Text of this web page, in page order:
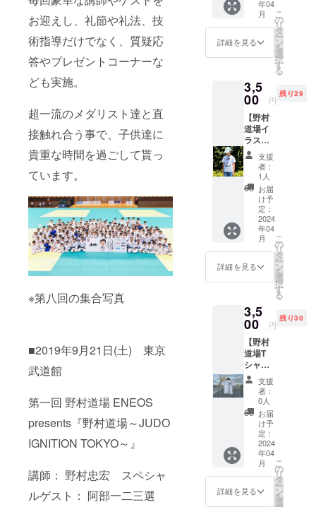
お迎えし、礼節や礼法、技
術指導だけでなく、質疑応
答やプレゼントコーナーな
ども実施。
超一流のメダリスト達と直
接触れ合う事で、子供達に
貴重な時間を過ごして貰っ
ています。
※第八回の集合写真
■2019年9月21日(土) 東京
武道館
第一回 野村道場 ENEOS
presents『野村道場～JUDO
IGNITION TOKYO～』
講師： 野村忠宏 スペシャ
ルゲスト： 阿部一二三選
お書き
下さ
い。
～4月上
旬を予
定して
おりま
ジナル
のトー
トバッ
グにな
りま
す。 サ
縦
38cm×
横
42cm×
マチ
13cm（
持ち手
58cm）
素材：
コット
ン100%
※発送は
3月下旬
～4月上
旬を予
定して
おりま
年04
月
詳細を見る
こ
の
リ
タ
ー
ン
を
選
択
す
る
3,5
00 円
残り29
【野村
道場イ
ラスト
キッズT
シャツ
(A or
B)】 野
村道場
オリジ
ナルの
イラス
トTシャ
ツにな
りま
す。 カ
ラー：
ト サイ
ズ：
130cm/
150cm
素材：
コット
ン100%
130cm
：身丈
51cm、
身幅
37cm、
袖丈
15cm
150cm
：身丈
59cm、
支援
者：
1人
お届
け予
定：
2024
年04
月
詳細を見る
こ
の
リ
タ
ー
ン
を
選
択
す
る
3,5
00 円
残り30
【野村
道場T
シャツ
（キッ
ズ）】
野村道
場オリ
ジナル
のTシャ
（キッ
ズサイ
ズ）に
なりま
す。 カ
支援
者：
0人
お届
け予
定：
2024
年04
月
詳細を見る
こ
の
リ
タ
ー
ン
を
選